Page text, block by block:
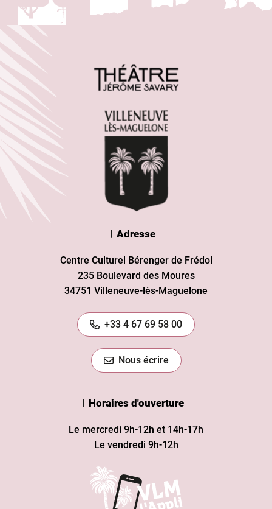
Adresse
Centre Culturel Bérenger de Frédol
235 Boulevard des Moures
34751 Villeneuve-lès-Maguelone
+33 4 67 69 58 00
Nous écrire
Horaires d'ouverture
Le mercredi 9h-12h et 14h-17h
Le vendredi 9h-12h